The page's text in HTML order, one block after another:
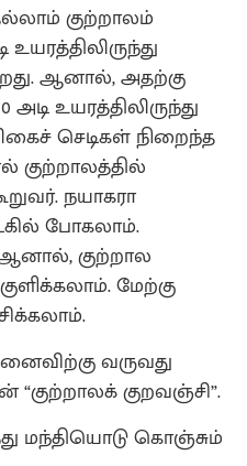
குற்றாலம்
உயரத்திலிருந்து
ஆனால், அதற்கு
உயரத்திலிருந்து
செடிகள் நிறைந்த
குற்றாலத்தில்
நயாகரா
போகலாம்.
குற்றால
மேற்கு
வருவது
“குற்றாலக் குறவஞ்சி”.
மந்தியொடு கொஞ்சும்